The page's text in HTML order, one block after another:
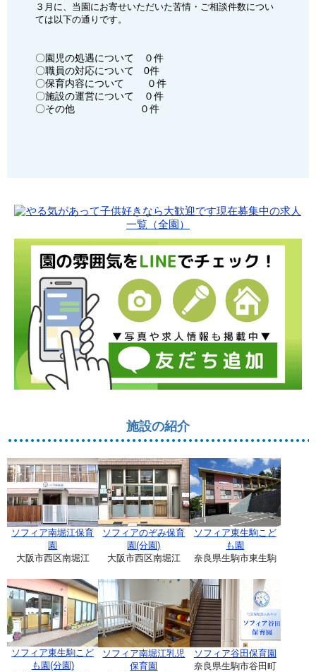
３月に、当園にお寄せいただいた苦情・ご相談件数につい
ては以下の通りです。
〇園児の処遇について ０件
〇職員の対応について 0件
〇保育内容について ０件
〇施設の運営について ０件
〇その他 ０件
施設の紹介
ソフィア南堀江保育
園
大阪市西区南堀江
ソフィアのぞみ保育
園(分園)
大阪市西区南堀江
ソフィア東生駒こど
も園
奈良県生駒市東生駒
ソフィア東生駒こど
も園(分園)
ソフィア南堀江乳児
保育園
ソフィア谷田保育園
奈良県生駒市谷田町